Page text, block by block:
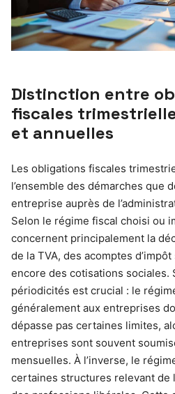
Distinction entre
fiscales
et annuelles
Les obligations fiscales
l’ensemble des démarches que
entreprise auprès de
Selon le régime fiscal choisi ou
concernent principalement la
de la TVA, des acomptes
encore des cotisations sociales.
périodicités est crucial : le
généralement aux entreprises
dépasse pas certaines limites,
entreprises sont souvent
mensuelles. À l’inverse, le
certaines structures relevant de